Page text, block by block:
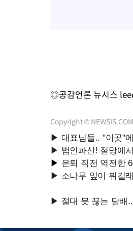
◎공감언론 뉴시스
Copyright ©